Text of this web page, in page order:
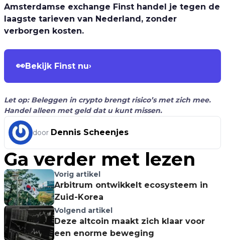
Amsterdamse exchange Finst handel je tegen de
laagste tarieven van Nederland, zonder
verborgen kosten.
👀Bekijk Finst nu›
Let op: Beleggen in crypto brengt risico’s met zich mee.
Handel alleen met geld dat u kunt missen.
door Dennis Scheenjes
Ga verder met lezen
Vorig artikel
Arbitrum ontwikkelt ecosysteem in
Zuid-Korea
Volgend artikel
Deze altcoin maakt zich klaar voor
een enorme beweging